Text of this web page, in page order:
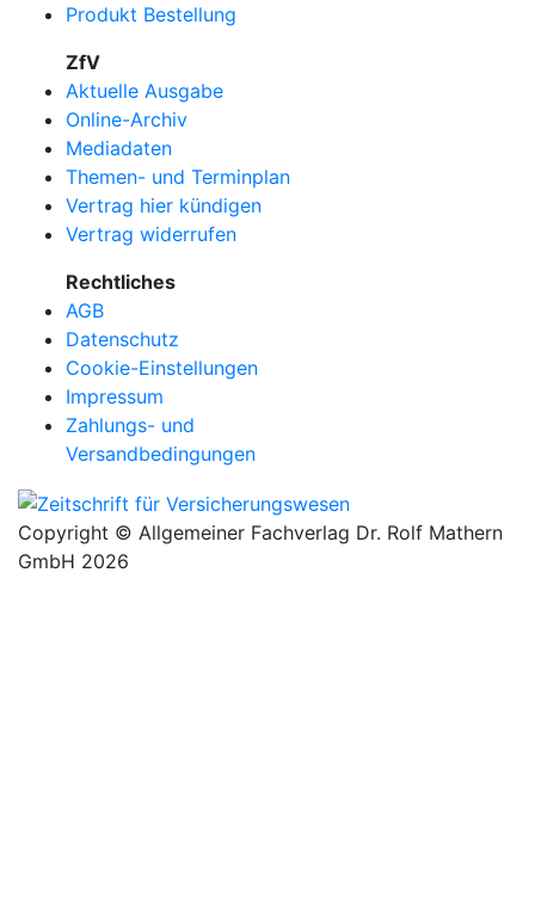
Produkt Bestellung
ZfV
Aktuelle Ausgabe
Online-Archiv
Mediadaten
Themen- und Terminplan
Vertrag hier kündigen
Vertrag widerrufen
Rechtliches
AGB
Datenschutz
Cookie-Einstellungen
Impressum
Zahlungs- und
Versandbedingungen
Copyright © Allgemeiner Fachverlag Dr. Rolf Mathern
GmbH 2026